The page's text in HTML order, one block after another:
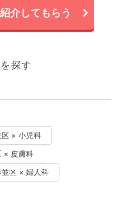
介してもらう
探す
× 小児科
× 皮膚科
並区 × 婦人科